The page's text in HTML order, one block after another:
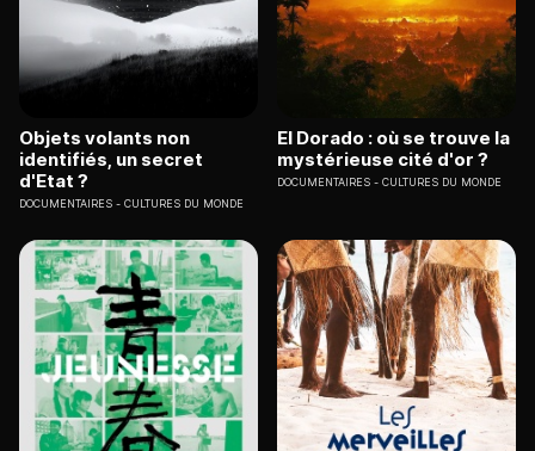
Objets volants non
identifiés, un secret
d'Etat ?
DOCUMENTAIRES CULTURES DU MONDE
El Dorado : où se trouve la
mystérieuse cité d'or ?
DOCUMENTAIRES CULTURES DU MONDE